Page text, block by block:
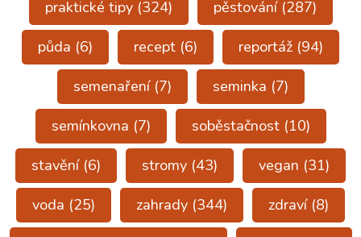
praktické tipy(324) pěstování(287)
půda (6) recept (6) reportáž (94)
semenaření(7) seminka (7)
semínkovna (7) soběstačnost(10)
stavění(6) stromy (43) vegan (31)
voda (25) zahrady (344) zdraví(8)